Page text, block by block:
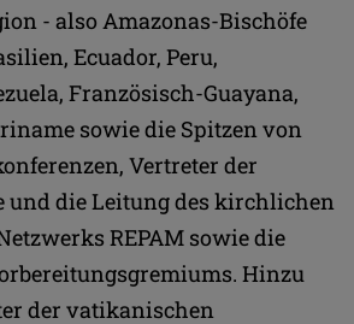
- also Amazonas-Bischöfe
Ecuador, Peru,
Französisch-Guayana,
sowie die Spitzen von
Vertreter der
und die Leitung des kirchlichen
REPAM sowie die
Hinzu
der vatikanischen